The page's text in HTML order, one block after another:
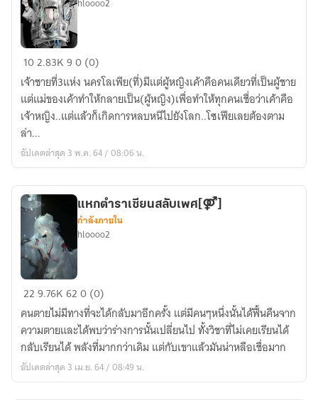
โซเฟีย
ล่า
ข้าม
โลก
102.83K90 (0)
เจ้าชายที่3แห่ง นครโลเพีย(ที่)มีแต่ผู้หญิงเค้าคือคนเดียวที่เป็นผู้ชาย
แต่แม่ของเค้าทำให้กลายเป็น(ผู้หญิง)เพื่อทำให้ทุกคนเชื่อว่าเค้าคือ
เจ้าหญิง..แต่แล้วก็เกิดการหลบหนีไปยังโลก..โซเฟียเลยต้องตาม
ล่า...
อัปเดตล่าสุด 3 พ.ค. 64 / 08:06 น.
แหก
เซียน
สลับ
เพศ[⚤]
แหกตำราเซียนสลับเพศ[⚤]
กำลังภายใน
hloooo2
229.76K620 (0)
คนตายไม่มีทางที่จะได้กลับมาอีกครั้ง แต่มีคนๆหนึ่งนั้นได้ฟื้นคืนจาก
ความตายและได้พบว่าร่างการนั้นเปลี่ยนไป ทั้งวิชาที่ไม่เคยเรียนได้
กลับเรียนได้ พลังที่มากกว่าเดิม แต่กับเขาแล้วมันน่าหลือเชื่อมาก
อัปเดตล่าสุด 3 เม.ย. 64 / 08:49 น.